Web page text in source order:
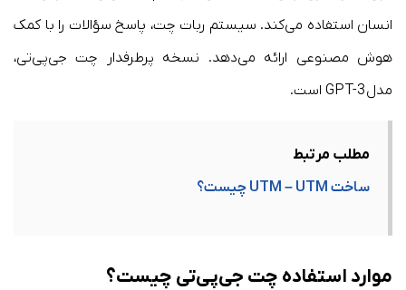
انسان استفاده می‌کند. سیستم ربات چت، پاسخ سؤالات را با کمک
هوش مصنوعی ارائه می‌دهد. نسخه پرطرفدار چت جی‌پی‌تی،
مدل GPT-3 است.
مطلب مرتبط
ساخت UTM – UTM چیست؟
موارد استفاده چت جی‌پی‌تی چیست؟